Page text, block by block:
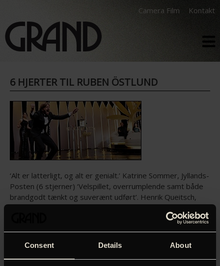
Consent Details About
Camera Film Kontakt
6 HJERTER TIL RUBEN ÖSTLUND
‘Alt er latterligt, og alt er genialt.’ Katrine Sommer, Jyllands-
Posten (6 stjerner) ‘Velspillet, overrumplende samt både
brandgodt tænkt og suverænt udført’. Henrik Queitsch,
Louise Kidde, Berlingske (5 stjerner) ‘En vidunderlig
kærlighedserklæring til menneskenes latterlige forsøg på
‘Alt er latterligt, og alt er genialt.’ Katrine Sommer, Jyllands-
Posten (6 stjerner)